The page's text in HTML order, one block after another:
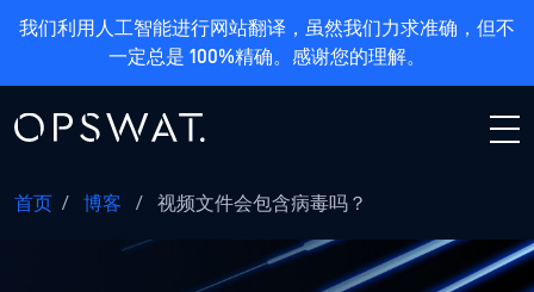
我们利用人工智能进行网站翻译，虽然我们力求准确，但不
一定总是 100%精确。感谢您的理解。
首页 / 博客 / 视频文件会包含病毒吗？